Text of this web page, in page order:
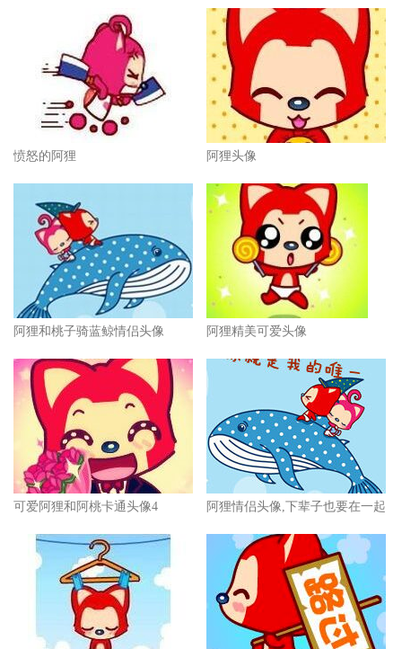
愤怒的阿狸 阿狸头像
阿狸和桃子骑蓝鲸情侣头像 阿狸精美可爱头像
可爱阿狸和阿桃卡通头像4 阿狸情侣头像,下辈子也要在一起